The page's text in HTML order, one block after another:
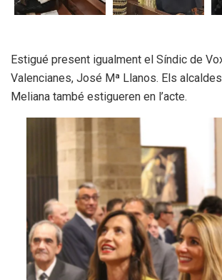
Estigué present igualment el Síndic de
Valencianes, José Mª Llanos. Els
Meliana també estigueren en l’acte.